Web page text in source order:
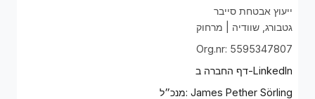
ייעוץ אבטחת סייבר
גטבורג, שוודיה | מרחוק
Org.nr: 5595347807
דף החברה ב-LinkedIn
מנכ״ל: James Pether Sörling